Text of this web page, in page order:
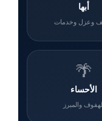
أبها
وعزل وخدمات
🌴
الأحساء
والمبرز